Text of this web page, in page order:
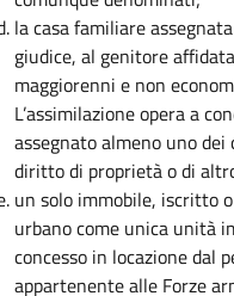
la casa familiare
giudice, al genitore
maggiorenni e non
L’assimilazione opera a
assegnato almeno uno
diritto di proprietà o di
un solo immobile, iscritto
urbano come unica unità
concesso in locazione dal
appartenente alle Forze